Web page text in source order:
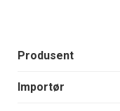
Produsent
Importør